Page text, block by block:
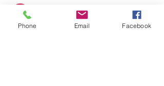
realizzarti@gmail.com
Phone Email Facebook